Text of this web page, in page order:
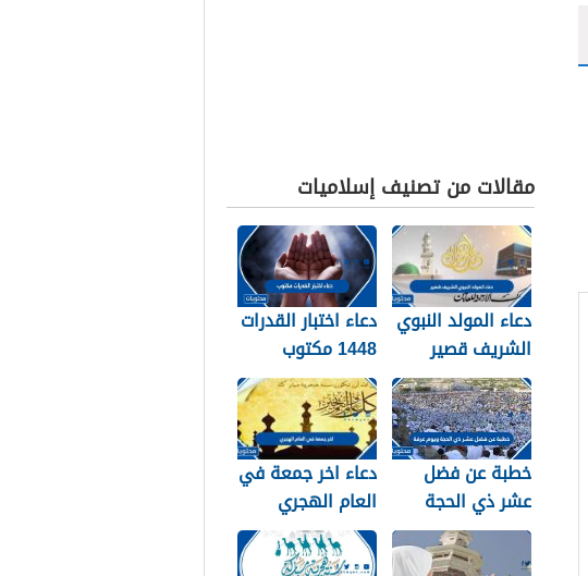
مقالات من تصنيف إسلاميات
دعاء المولد النبوي
الشريف قصير
2026 مكتوب
دعاء اختبار القدرات
1448 مكتوب
خطبة عن فضل
عشر ذي الحجة
ويوم عرفة 1448 /
2026
دعاء اخر جمعة في
العام الهجري
1447 ودخول العام
الجديد 1448